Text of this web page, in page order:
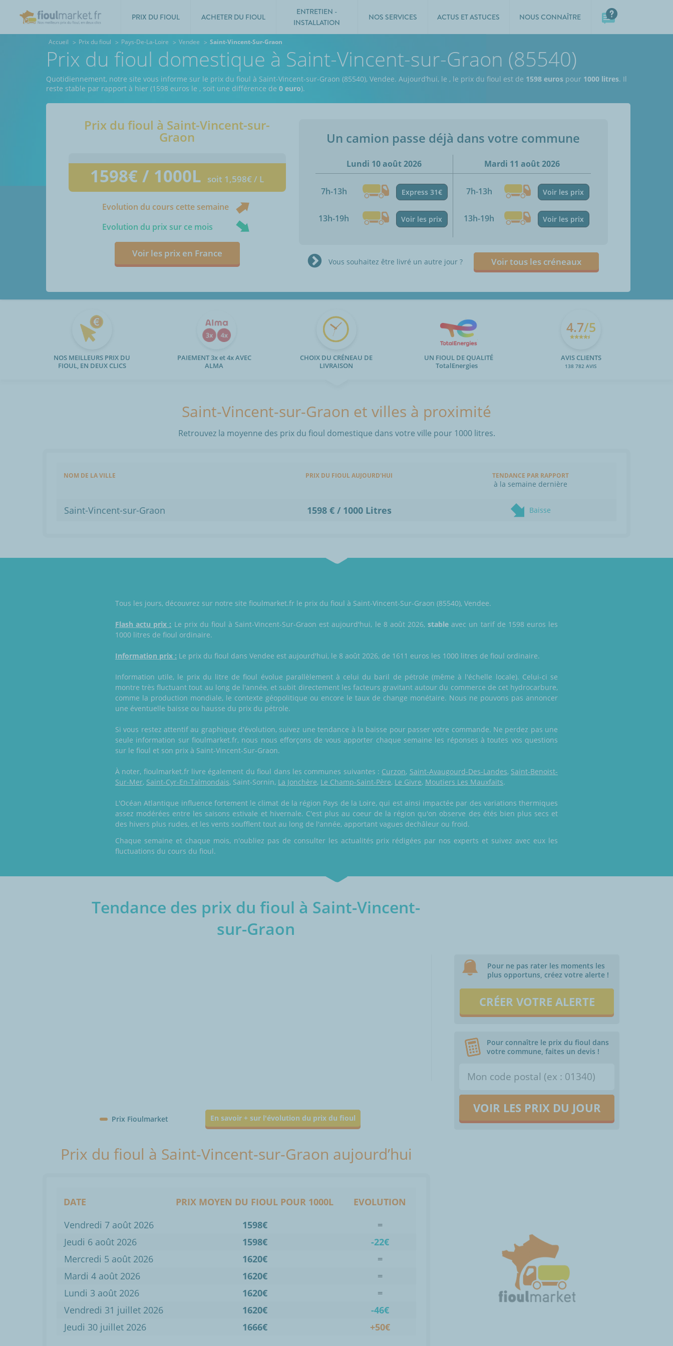
PRIX DU FIOUL ACHETER DU FIOUL
ENTRETIEN -
INSTALLATION
NOS SERVICES ACTUS ET ASTUCES NOUS CONNAÎTRE
Accueil Prix du fioul Pays-De-La-Loire Vendee Saint-Vincent-Sur-Graon
Prix du fioul domestique à Saint-Vincent-sur-Graon (85540)
Quotidiennement, notre site vous informe sur le prix du fioul à Saint-Vincent-sur-Graon (85540), Vendee. Aujourd’hui, le , le prix du fioul est de 1598 euros pour 1000 litres. Il
reste stable par rapport à hier (1598 euros le , soit une différence de 0 euro).
Prix du fioul à Saint-Vincent-sur-
Graon
1598€ / 1000L soit 1,598€ / L
Evolution du cours cette semaine
Evolution du prix sur ce mois
Voir les prix en France
Un camion passe déjà dans votre commune
Lundi 10 août 2026
7h-13h Express 31€
13h-19h Voir les prix
Mardi 11 août 2026
7h-13h Voir les prix
13h-19h Voir les prix
Vous souhaitez être livré un autre jour ? Voir tous les créneaux
NOS MEILLEURS PRIX DU
FIOUL, EN DEUX CLICS
PAIEMENT 3x et 4x AVEC
ALMA
CHOIX DU CRÉNEAU DE
LIVRAISON
UN FIOUL DE QUALITÉ
TotalEnergies
4.7/5
AVIS CLIENTS
138 782 AVIS
Saint-Vincent-sur-Graon et villes à proximité
Retrouvez la moyenne des prix du fioul domestique dans votre ville pour 1000 litres.
NOM DE LA VILLE PRIX DU FIOUL AUJOURD'HUI TENDANCE PAR RAPPORT
à la semaine dernière
Saint-Vincent-sur-Graon 1598 € / 1000 Litres Baisse
Tous les jours, découvrez sur notre site fioulmarket.fr le prix du fioul à Saint-Vincent-Sur-Graon (85540), Vendee.
Flash actu prix : Le prix du fioul à Saint-Vincent-Sur-Graon est aujourd'hui, le 8 août 2026,stable avec un tarif de 1598 euros les
1000 litres de fioul ordinaire.
Information prix : Le prix du fioul dans Vendee est aujourd'hui, le 8 août 2026, de 1611 euros les 1000 litres de fioul ordinaire.
Information utile, le prix du litre de fioul évolue parallèlement à celui du baril de pétrole (même à l'échelle locale). Celui-ci se
montre très fluctuant tout au long de l'année, et subit directement les facteurs gravitant autour du commerce de cet hydrocarbure,
comme la production mondiale, le contexte géopolitique ou encore le taux de change monétaire. Nous ne pouvons pas annoncer
une éventuelle baisse ou hausse du prix du pétrole.
Si vous restez attentif au graphique d'évolution, suivez une tendance à la baisse pour passer votre commande. Ne perdez pas une
seule information sur fioulmarket.fr, nous nous efforçons de vous apporter chaque semaine les réponses à toutes vos questions
sur le fioul et son prix à Saint-Vincent-Sur-Graon.
À noter, fioulmarket.fr livre également du fioul dans les communes suivantes : Curzon, Saint-Avaugourd-Des-Landes, Saint-Benoist-
Sur-Mer, Saint-Cyr-En-Talmondais, Saint-Sornin, La Jonchère, Le Champ-Saint-Père, Le Givre, Moutiers Les Mauxfaits.
L'Océan Atlantique influence fortement le climat de la région Pays de la Loire, qui est ainsi impactée par des variations thermiques
assez modérées entre les saisons estivale et hivernale. C'est plus au coeur de la région qu'on observe des étés bien plus secs et
des hivers plus rudes, et les vents soufflent tout au long de l'année, apportant vagues dechâleur ou froid.
Chaque semaine et chaque mois, n'oubliez pas de consulter les actualités prix rédigées par nos experts et suivez avec eux les
fluctuations du cours du fioul.
Tendance des prix du fioul à Saint-Vincent-
sur-Graon
Prix Fioulmarket En savoir + sur l'évolution du prix du fioul
Pour ne pas rater les moments les
plus opportuns, créez votre alerte !
CRÉER VOTRE ALERTE
Pour connaître le prix du fioul dans
votre commune, faites un devis !
VOIR LES PRIX DU JOUR
Prix du fioul à Saint-Vincent-sur-Graon aujourd’hui
DATE PRIX MOYEN DU FIOUL POUR 1000L
EVOLUTION
Vendredi 7 août 2026
1598€
=
Jeudi 6 août 2026
1598€
-22€
Mercredi 5 août 2026
1620€
=
Mardi 4 août 2026
1620€
=
Lundi 3 août 2026
1620€
=
Vendredi 31 juillet 2026
1620€
-46€
Jeudi 30 juillet 2026
1666€ +50€